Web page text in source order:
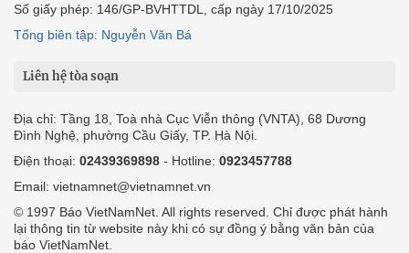
Số giấy phép: 146/GP-BVHTTDL, cấp ngày 17/10/2025
Tổng biên tập: Nguyễn Văn Bá
Liên hệ tòa soạn
Địa chỉ: Tầng 18, Toà nhà Cục Viễn thông (VNTA), 68 Dương
Đình Nghệ, phường Cầu Giấy, TP. Hà Nội.
Điện thoại: 02439369898 - Hotline: 0923457788
Email: vietnamnet@vietnamnet.vn
© 1997 Báo VietNamNet. All rights reserved. Chỉ được phát hành
lại thông tin từ website này khi có sự đồng ý bằng văn bản của
báo VietNamNet.